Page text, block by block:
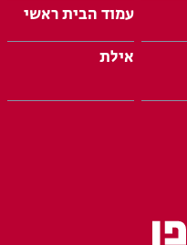
עמוד הבית ראשי
אילת